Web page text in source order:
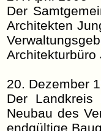
Der
Architekten
Architekturbüro
20. Dezember
Der Landkreis
Neubau des
endgültige